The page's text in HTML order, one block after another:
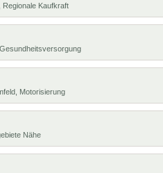
Regionale Kaufkraft
Motorisierung
Nähe